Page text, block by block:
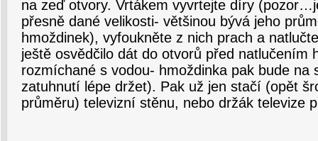
na zeď otvory. Vrtákem vyvrtejte díry
přesně dané velikosti- většinou bývá jeho
hmoždinek), vyfoukněte z nich prach a
ještě osvědčilo dát do otvorů před natlučením
rozmíchané s vodou- hmoždinka pak bude na
zatuhnutí lépe držet). Pak už jen stačí (opět
průměru) televizní stěnu, nebo držák televize